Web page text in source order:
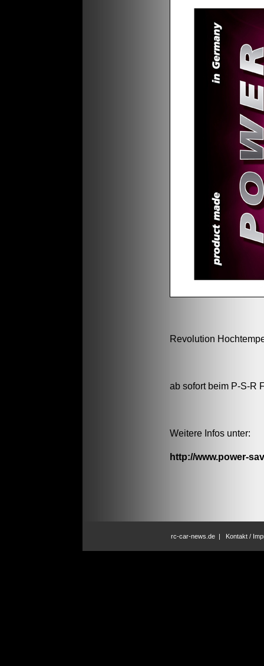
Revolution
ab sofort beim P-S-R
Weitere Infos unter:
http://www.power-
rc-car-news.de| Kontakt /